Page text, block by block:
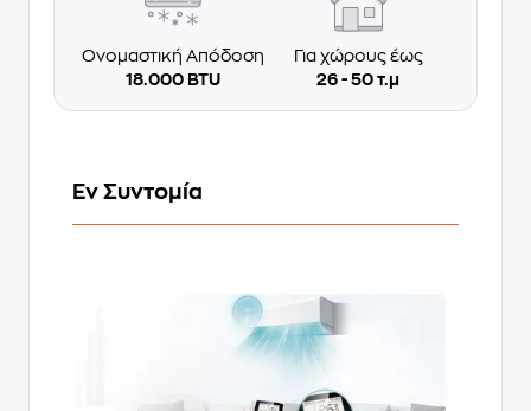
Ονομαστική Απόδοση
18.000 BTU
Για χώρους έως
26 - 50 τ.μ
Εν Συντομία